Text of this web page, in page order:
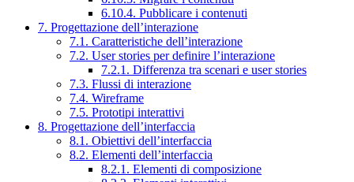
6.10.4. Pubblicare i contenuti
7. Progettazione dell’interazione
7.1. Caratteristiche dell’interazione
7.2. User stories per definire l’interazione
7.2.1. Differenza tra scenari e user stories
7.3. Flussi di interazione
7.4. Wireframe
7.5. Prototipi interattivi
8. Progettazione dell’interfaccia
8.1. Obiettivi dell’interfaccia
8.2. Elementi dell’interfaccia
8.2.1. Elementi di composizione